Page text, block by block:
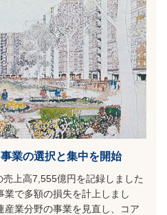
業の選択と集中を開始
上高7,555億円を記録しました
で多額の損失を計上しまし
産業分野の事業を見直し、コア